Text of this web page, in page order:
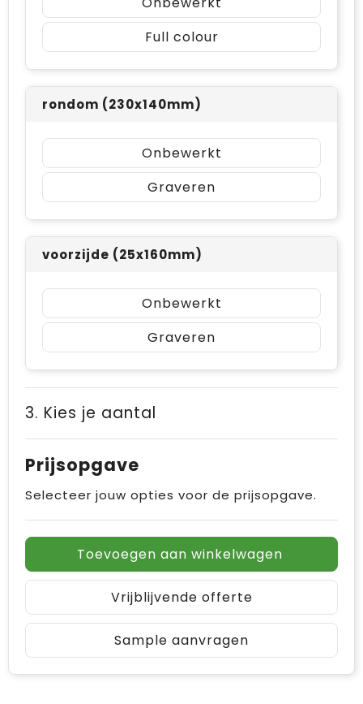
Full colour
rondom (230x140mm)
Onbewerkt
Graveren
voorzijde (25x160mm)
Onbewerkt
Graveren
3. Kies je aantal
Prijsopgave
Selecteer jouw opties voor de prijsopgave.
Toevoegen aan winkelwagen
Vrijblijvende offerte
Sample aanvragen